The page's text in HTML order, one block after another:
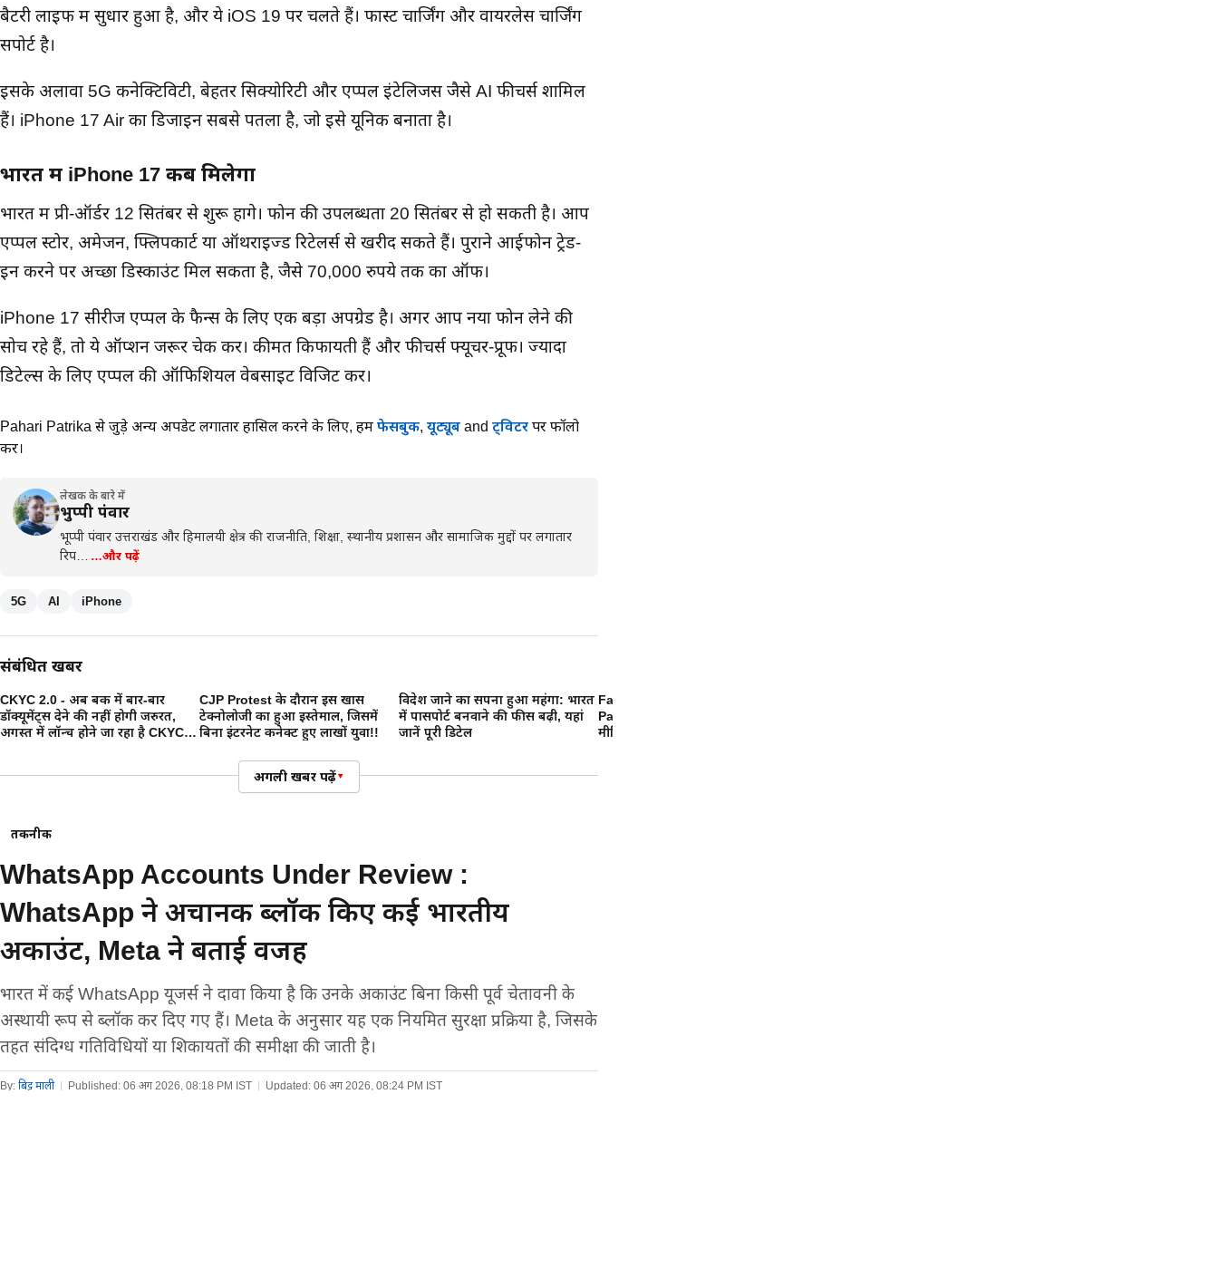
बैटरी लाइफ में सुधार हुआ है, और ये iOS 19 पर चलते हैं। फास्ट चार्जिंग और वायरलेस चार्जिंग
सपोर्ट है।
इसके अलावा 5G कनेक्टिविटी, बेहतर सिक्योरिटी और एप्पल इंटेलिजेंस जैसे AI फीचर्स शामिल
हैं। iPhone 17 Air का डिजाइन सबसे पतला है, जो इसे यूनिक बनाता है।
भारत में iPhone 17 कब मिलेगा
भारत में प्री-ऑर्डर 12 सितंबर से शुरू होंगे। फोन की उपलब्धता 20 सितंबर से हो सकती है। आप
एप्पल स्टोर, अमेजन, फ्लिपकार्ट या ऑथराइज्ड रिटेलर्स से खरीद सकते हैं। पुराने आईफोन ट्रेड-
इन करने पर अच्छा डिस्काउंट मिल सकता है, जैसे 70,000 रुपये तक का ऑफ।
iPhone 17 सीरीज एप्पल के फैन्स के लिए एक बड़ा अपग्रेड है। अगर आप नया फोन लेने की
सोच रहे हैं, तो ये ऑप्शन जरूर चेक करें। कीमतें किफायती हैं और फीचर्स फ्यूचर-प्रूफ। ज्यादा
डिटेल्स के लिए एप्पल की ऑफिशियल वेबसाइट विजिट करें।
Pahari Patrika से जुड़े अन्य अपडेट लगातार हासिल करने के लिए, हमें फेसबुक, यूट्यूब and ट्विटर पर फॉलो
करें।
लेखक के बारे में
भुप्पी पंवार
भूप्पी पंवार उत्तराखंड और हिमालयी क्षेत्र की राजनीति, शिक्षा, स्थानीय प्रशासन और सामाजिक मुद्दों पर लगातार
रिप… …और पढ़ें
5G AI iPhone
संबंधित खबरें
CKYC 2.0 - अब बैंक में बार-बार
डॉक्यूमेंट्स देने की नहीं होगी जरुरत,
अगस्त में लॉन्च होने जा रहा है CKYC
CJP Protest के दौरान इस खास
टेक्नोलोजी का हुआ इस्तेमाल, जिसमें
बिना इंटरनेट कनेक्ट हुए लाखों युवा!!
विदेश जाने का सपना हुआ महंगा: भारत
में पासपोर्ट बनवाने की फीस बढ़ी, यहां
जानें पूरी डिटेल
Facebook WhatsApp Instagram
Paid Subscription: क्या अब सोशल
मीडिया चलाने के लिए देने होंगे पैसे?
अगली खबर पढ़ें▾
तकनीक
WhatsApp Accounts Under Review :
WhatsApp ने अचानक ब्लॉक किए कई भारतीय
अकाउंट, Meta ने बताई वजह
भारत में कई WhatsApp यूजर्स ने दावा किया है कि उनके अकाउंट बिना किसी पूर्व चेतावनी के
अस्थायी रूप से ब्लॉक कर दिए गए हैं। Meta के अनुसार यह एक नियमित सुरक्षा प्रक्रिया है, जिसके
तहत संदिग्ध गतिविधियों या शिकायतों की समीक्षा की जाती है।
By: बिट्टू माली | Published: 06 अग 2026, 08:18 PM IST | Updated: 06 अग 2026, 08:24 PM IST